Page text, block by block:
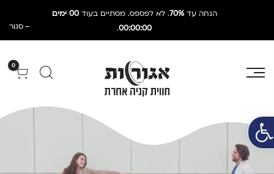
פתח סרגל נגישות
הנחה עד70%. לא לפספס. מסתיים בעוד
00 ימים
00:00:00
. סגור
0